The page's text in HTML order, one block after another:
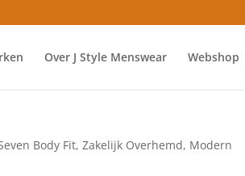
Over J Style Menswear Webshop
Body Fit, Zakelijk Overhemd, Modern